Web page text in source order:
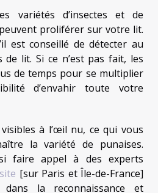
variétés d’insectes et de
proliférer sur votre lit.
est conseillé de détecter au
lit. Si ce n’est pas fait, les
de temps pour se multiplier
d’envahir toute votre
à l’œil nu, ce qui vous
la variété de punaises.
faire appel à des experts
[sur Paris et Île-de-France]
la reconnaissance et